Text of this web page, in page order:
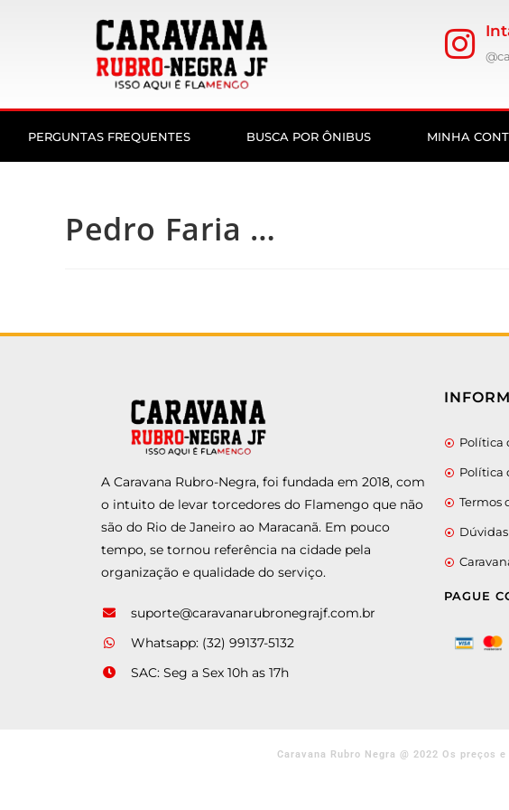
PERGUNTAS FREQUENTES BUSCA POR ÔNIBUS MINHA
Pedro Faria …
A Caravana Rubro-Negra, foi fundada em 2018, com
o intuito de levar torcedores do Flamengo que não
são do Rio de Janeiro ao Maracanã. Em pouco
tempo, se tornou referência na cidade pela
organização e qualidade do serviço.
suporte@caravanarubronegrajf.com.br
Whatsapp: (32) 99137-5132
SAC: Seg a Sex 10h as 17h
Política
Política
Termos
PAGUE
Caravana Rubro Negra @ 2022 Os